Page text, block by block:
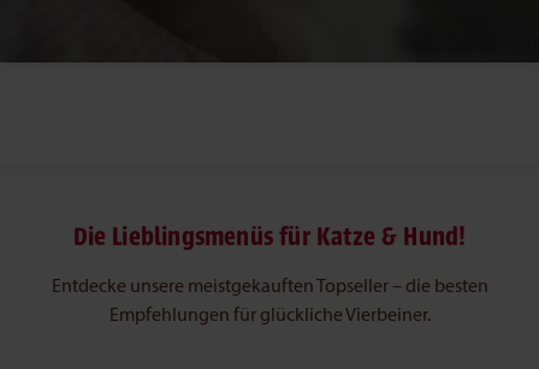
Die Lieblingsmenüs für Katze & Hund!
Entdecke unsere meistgekauften Topseller – die besten
Empfehlungen für glückliche Vierbeiner.